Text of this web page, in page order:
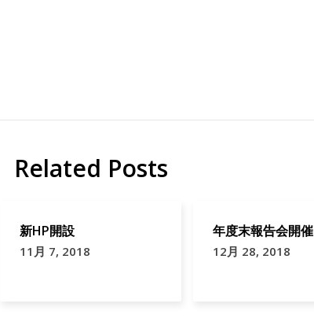
Related Posts
新HP開設
11月 7, 2018
年度末報告会開催
12月 28, 2018